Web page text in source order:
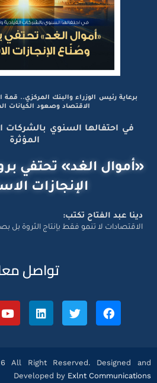
برعاية رئيس الوزراء والبنك المركزي..
الاقتصاد وصعود الكيانات
في احتفالها السنوي بالشركات
المؤثرة
«أموال الغد» تحتفي
الإنجازات
دينا عبد الفتاح تكتب:
الاقتصادات لا تنمو فقط بإنتاج الثروة بل
تواصل
All Right Reserved. Designed and
Developed by Exlnt Communications